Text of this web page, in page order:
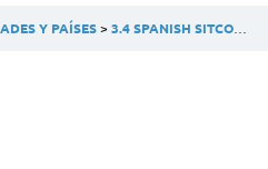
Y PAÍSES 3.4 SPANISH SITCOM